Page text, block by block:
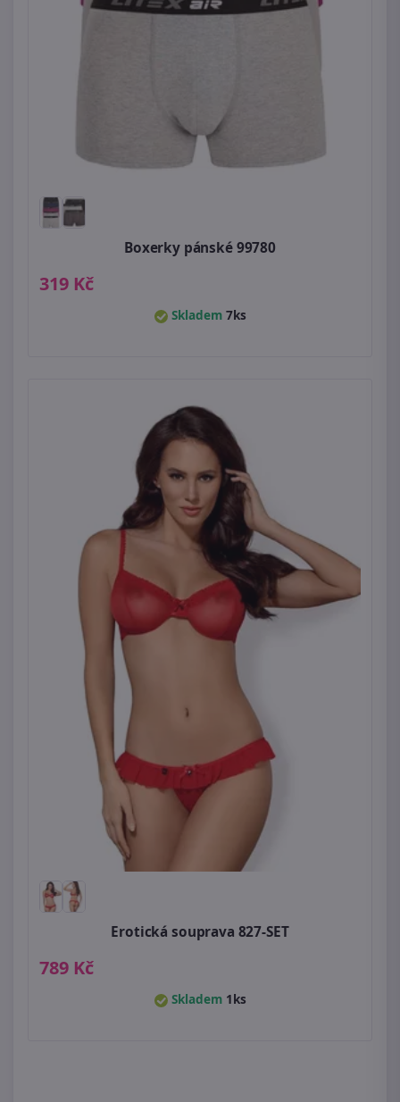
Boxerky pánské 99780
319 Kč
Skladem 7ks
Erotická souprava 827-SET
789 Kč
Skladem 1ks